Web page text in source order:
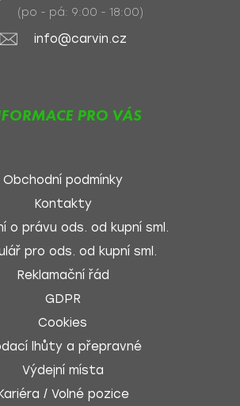
(po - pá: 9:00 - 18:00)
info@carvin.cz
PRO VÁS
Obchodní podmínky
Kontakty
o právu ods. od kupní sml.
pro ods. od kupní sml.
Reklamační řád
GDPR
Cookies
lhůty a přepravné
Výdejní místa
/ Volné pozice